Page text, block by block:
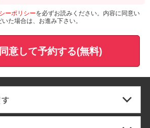
ーポリシーを必ずお読みください。内容に同意い
いた場合は、お進み下さい。
意して予約する(無料)